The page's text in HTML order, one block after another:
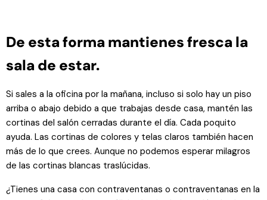
De esta forma mantienes fresca la
sala de estar.
Si sales a la oficina por la mañana, incluso si solo hay un piso
arriba o abajo debido a que trabajas desde casa, mantén las
cortinas del salón cerradas durante el día. Cada poquito
ayuda. Las cortinas de colores y telas claros también hacen
más de lo que crees. Aunque no podemos esperar milagros
de las cortinas blancas traslúcidas.
¿Tienes una casa con contraventanas o contraventanas en la